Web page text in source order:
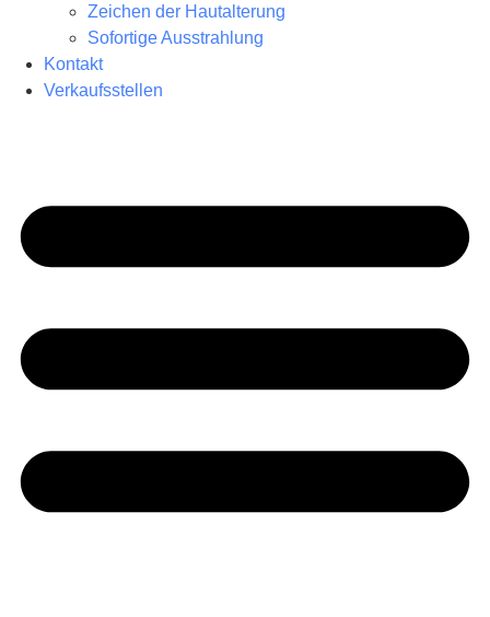
Zeichen der Hautalterung
Sofortige Ausstrahlung
Kontakt
Verkaufsstellen